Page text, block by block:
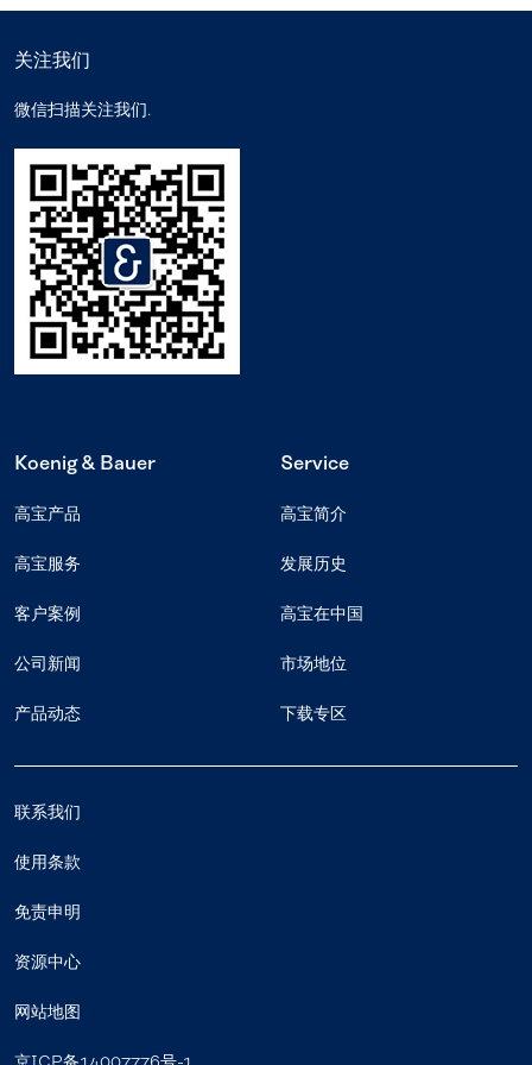
关注我们
微信扫描关注我们.
Koenig & Bauer
高宝产品
高宝服务
客户案例
公司新闻
产品动态
Service
高宝简介
发展历史
高宝在中国
市场地位
下载专区
联系我们
使用条款
免责申明
资源中心
网站地图